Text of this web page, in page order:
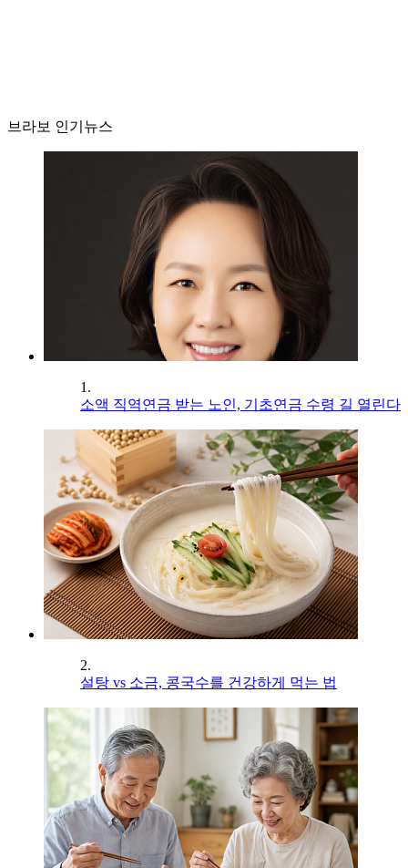
브라보 인기뉴스
1.
소액 직역연금 받는 노인, 기초연금 수령 길 열린다
2.
설탕 vs 소금, 콩국수를 건강하게 먹는 법